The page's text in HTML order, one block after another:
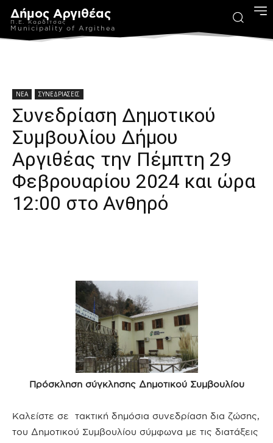
Δήμος Αργιθέας
Π.Ε. Καρδίτσας
Municipality of Argithea
ΝΕΑ ΣΥΝΕΔΡΙΑΣΕΙΣ
Συνεδρίαση Δημοτικού
Συμβουλίου Δήμου
Αργιθέας την Πέμπτη 29
Φεβρουαρίου 2024 και ώρα
12:00 στο Ανθηρό
Πρόσκληση σύγκλησης Δημοτικού Συμβουλίου
Καλείστε σε τακτική δημόσια συνεδρίαση δια ζώσης,
του Δημοτικού Συμβουλίου σύμφωνα με τις διατάξεις